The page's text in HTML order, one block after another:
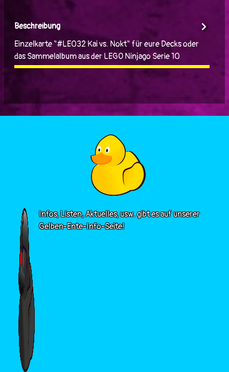
Beschreibung
Einzelkarte "#LE032 Kai vs. Nokt" für eure Decks oder
das Sammelalbum aus der LEGO Ninjago Serie 10
Infos, Listen, Aktuelles, usw. gibt es auf unserer
Gelben-Ente-Info-Seite!